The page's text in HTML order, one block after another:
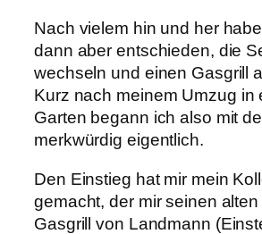
Nach vielem hin und her
dann aber entschieden, die
wechseln und einen Gasgrill
Kurz nach meinem Umzug in
Garten begann ich also mit
merkwürdig eigentlich.
Den Einstieg hat mir mein
gemacht, der mir seinen
Gasgrill von Landmann